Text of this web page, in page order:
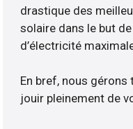
drastique des
solaire dans le but
d’électricité
En bref, nous
jouir pleinement de